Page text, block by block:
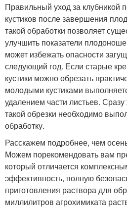
Правильный уход за клубникой
кустиков после завершения
такой обработки позволяет
улучшить показатели
может избежать опасности
следующий год. Если старые
кустики можно обрезать
молодыми кустиками
удалением части листьев.
такой обрезки необходимо
обработку.
Расскажем подробнее, чем
Можем порекомендовать вам
который отличается
эффективность, полную
приготовления раствора для
миллилитров агрохимиката